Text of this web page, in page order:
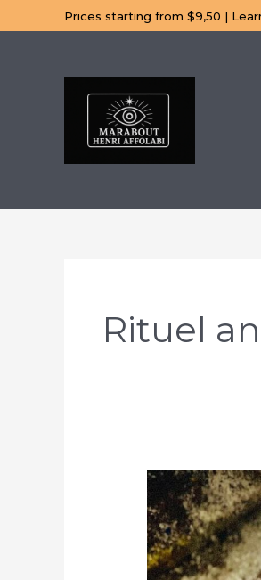
au
Prices starting from $9,50 |
Rituel